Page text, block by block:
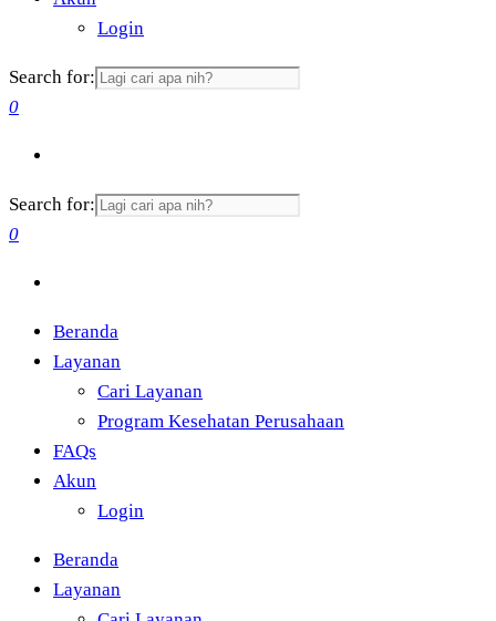
Login
Search for:
0
Search for:
0
Beranda
Layanan
Cari Layanan
Program Kesehatan Perusahaan
FAQs
Akun
Login
Beranda
Layanan